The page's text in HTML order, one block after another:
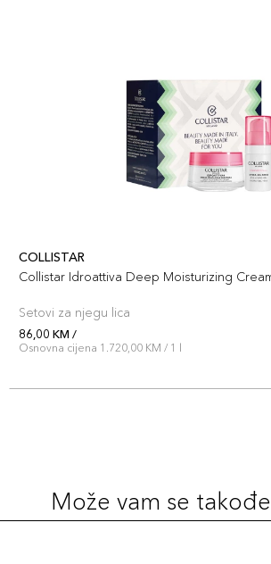
COLLISTAR
Collistar Idroattiva Deep Moisturizing
Setovi za njegu lica
86,00 KM /
Osnovna cijena 1.720,00 KM / 1 l
Može vam se